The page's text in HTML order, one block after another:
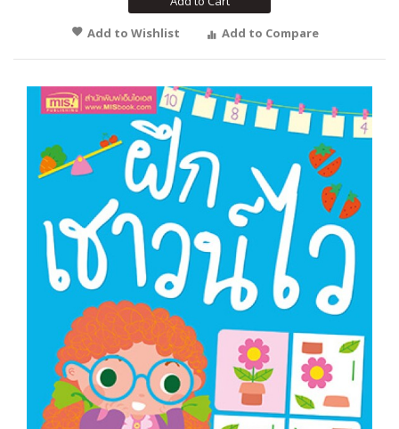
Add to Wishlist
Add to Compare